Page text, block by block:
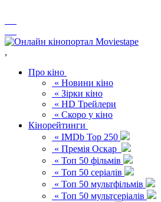
,
Про кіно
« Новини кіно
« Зірки кіно
« HD Трейлери
« Скоро у кіно
Кінорейтинги
« IMDb Top 250
« Премія Оскар
« Топ 50 фільмів
« Топ 50 серіалів
« Топ 50 мультфільмів
« Топ 50 мультсеріалів